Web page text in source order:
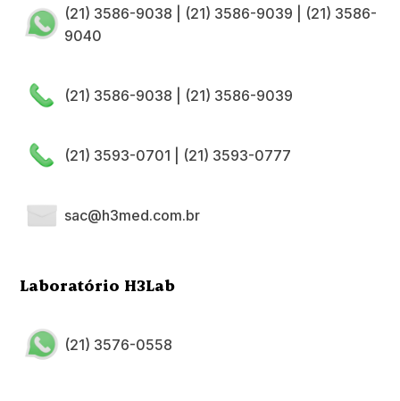
(21) 3586-9038 (21) 3586-9039
(21) 3586-
9040
(21) 3586-9038 (21) 3586-9039
(21) 3593-0701 (21) 3593-0777
sac@h3med.com.br
Laboratório H3Lab
(21) 3576-0558